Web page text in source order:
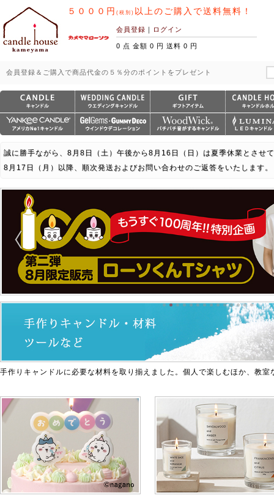
５０００円 (税別) 以上のご購入で送料無料！
会員登録 ｜ ログイン
0 点 金額 0 円 送料 0 円
会員登録＆ご購入で商品代金の５％分のポイントをプレゼント
誠に勝手ながら、8月8日（土）午後から8月16日（日）は夏季休業とさせ
8月17日（月）以降、順次発送およびお問い合わせのご返答をいたします。
手作りキャンドルに必要な材料を取り揃えました。個人で楽しむほか、教